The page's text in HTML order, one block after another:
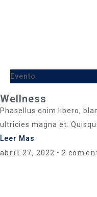
Evento
Wellness
Phasellus enim libero,
ultricies magna et.
Leer Mas
abril 27, 2022 2